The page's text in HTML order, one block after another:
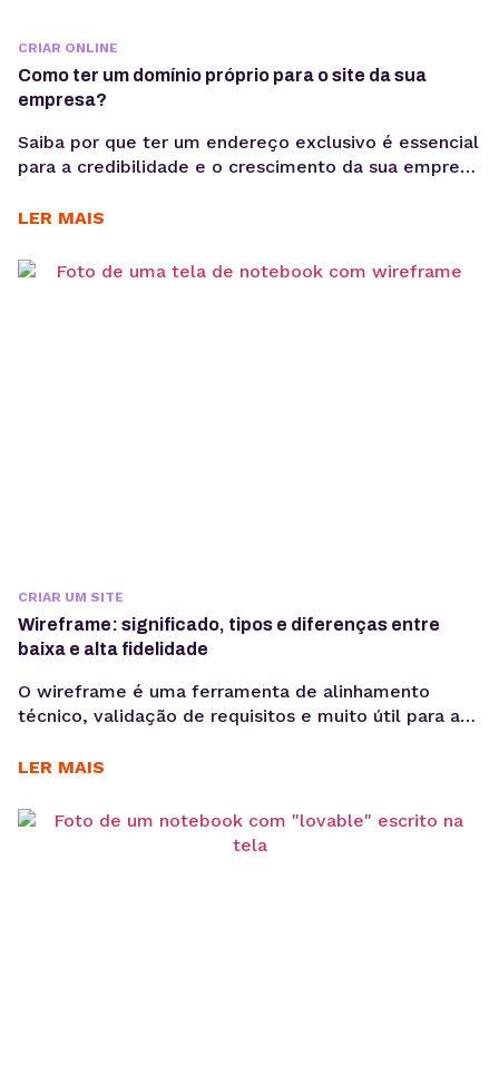
CRIAR ONLINE
Como ter um domínio próprio para o site da sua
empresa?
Saiba por que ter um endereço exclusivo é essencial
para a credibilidade e o crescimento da sua empresa
custos envolvidos e descubra qual extensão faz
lançar o site da sua empresa, o primeiro passo é
LER MAIS
CRIAR UM SITE
Wireframe: significado, tipos e diferenças entre
baixa e alta fidelidade
O wireframe é uma ferramenta de alinhamento
técnico, validação de requisitos e muito útil para a
antecipa problemas de navegação, arquitetura da
recursos em outras etapas. No desenvolvimento de
produtos digitais, decisões tomadas nas primeiras
LER MAIS